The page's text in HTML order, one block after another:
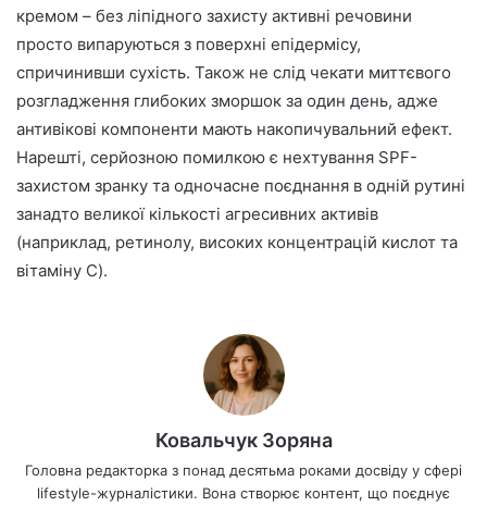
кремом – без ліпідного захисту активні речовини
просто випаруються з поверхні епідермісу,
спричинивши сухість. Також не слід чекати миттєвого
розгладження глибоких зморшок за один день, адже
антивікові компоненти мають накопичувальний ефект.
Нарешті, серйозною помилкою є нехтування SPF-
захистом зранку та одночасне поєднання в одній рутині
занадто великої кількості агресивних активів
(наприклад, ретинолу, високих концентрацій кислот та
вітаміну C).
Ковальчук Зоряна
Головна редакторка з понад десятьма роками досвіду у сфері
lifestyle-журналістики. Вона створює контент, що поєднує